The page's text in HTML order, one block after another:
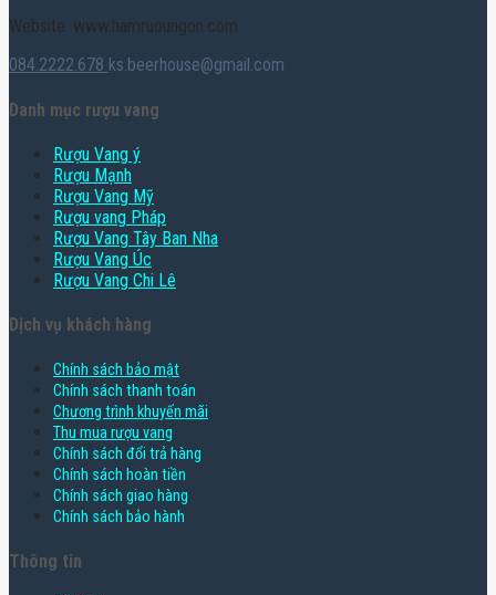
Website: www.hamruoungon.com
084.2222.678 ks.beerhouse@gmail.com
Danh mục rượu vang
Rượu Vang ý
Rượu Mạnh
Rượu Vang Mỹ
Rượu vang Pháp
Rượu Vang Tây Ban Nha
Rượu Vang Úc
Rượu Vang Chi Lê
Dịch vụ khách hàng
Chính sách bảo mật
Chính sách thanh toán
Chương trình khuyến mãi
Thu mua rượu vang
Chính sách đổi trả hàng
Chính sách hoàn tiền
Chính sách giao hàng
Chính sách bảo hành
Thông tin